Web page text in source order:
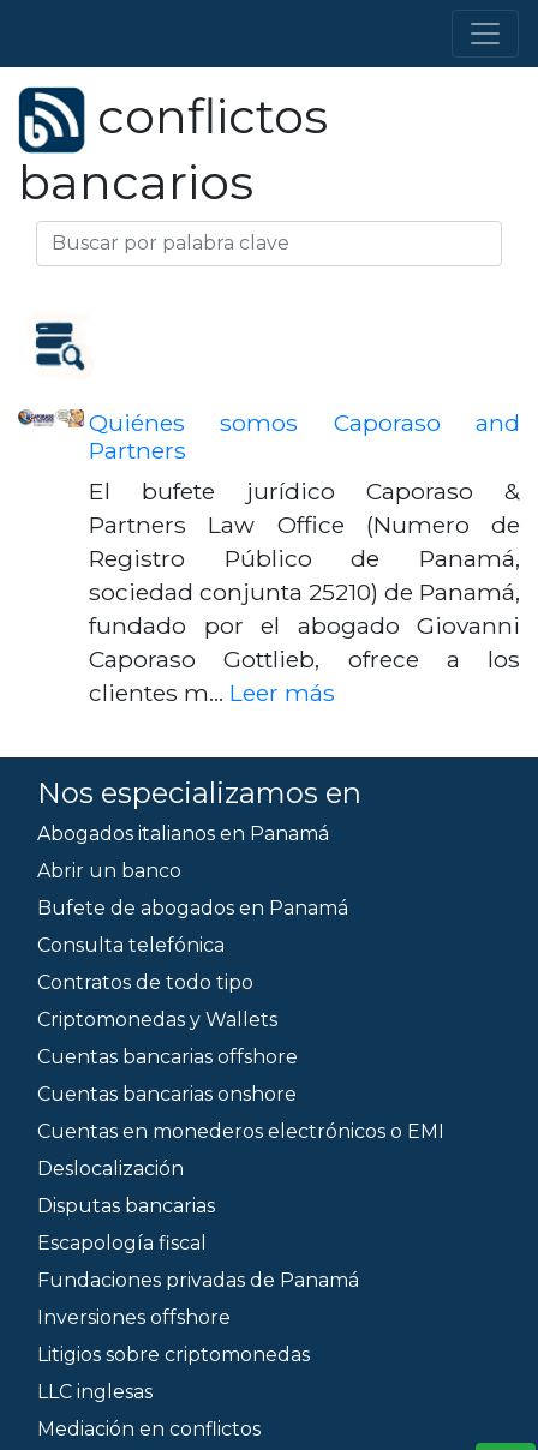
conflictos
bancarios
Quiénes somos Caporaso and
Partners
El bufete jurídico Caporaso &
Partners Law Office (Numero de
Registro Público de Panamá,
sociedad conjunta 25210) de Panamá,
fundado por el abogado Giovanni
Caporaso Gottlieb, ofrece a los
clientes m… Leer más
Nos especializamos en
Abogados italianos en Panamá
Abrir un banco
Bufete de abogados en Panamá
Consulta telefónica
Contratos de todo tipo
Criptomonedas y Wallets
Cuentas bancarias offshore
Cuentas bancarias onshore
Cuentas en monederos electrónicos o EMI
Deslocalización
Disputas bancarias
Escapología fiscal
Fundaciones privadas de Panamá
Inversiones offshore
Litigios sobre criptomonedas
LLC inglesas
Mediación en conflictos